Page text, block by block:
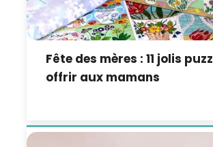
Fête des mères : 11 jolis
offrir aux mamans